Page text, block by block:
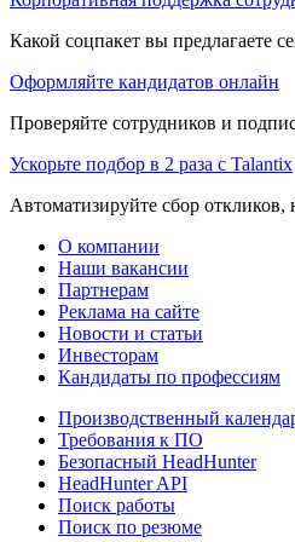
Какой соцпакет вы предлагаете
Оформляйте кандидатов онлайн
Проверяйте сотрудников и
Ускорьте подбор в 2 раза с Talantix
Автоматизируйте сбор откликов,
О компании
Наши вакансии
Партнерам
Реклама на сайте
Новости и статьи
Инвесторам
Кандидаты по профессиям
Производственный
Требования к ПО
Безопасный HeadHunter
HeadHunter API
Поиск работы
Поиск по резюме